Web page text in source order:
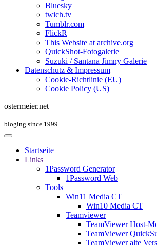
Bluesky
twich.tv
Tumblr.com
FlickR
This Website at archive.org
QuickShot-Fotogalerie
Suzuki / Santana Jimny Galerie
Datenschutz & Impressum
Cookie-Richtlinie (EU)
Cookie Policy (US)
ostermeier.net
bloging since 1999
Startseite
Links
1Password Generator
1Password Web
Tools
Win11 Media CT
Win10 Media CT
Teamviewer
TeamViewer Host-
TeamViewer
TeamViewer alte